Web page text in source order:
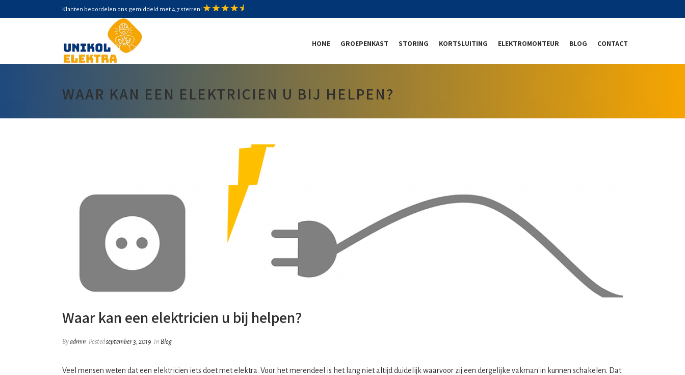
Klanten beoordelen ons gemiddeld met 4,7 sterren!
HOME GROEPENKAST STORING KORTSLUITING ELEKTROMONTEUR BLOG CONTACT
WAAR KAN EEN ELEKTRICIEN U BIJ HELPEN?
Waar kan een elektricien u bij helpen?
Byadmin Postedseptember 3, 2019 In Blog
Veel mensen weten dat een elektricien iets doet met elektra. Voor het merendeel is het lang niet altijd duidelijk waarvoor zij een dergelijke vakman in kunnen schakelen. Dat